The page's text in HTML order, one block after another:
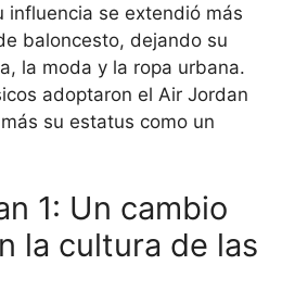
influencia se extendió más
baloncesto, dejando su
la moda y la ropa urbana.
adoptaron el Air Jordan
su estatus como un
1: Un cambio
la cultura de las